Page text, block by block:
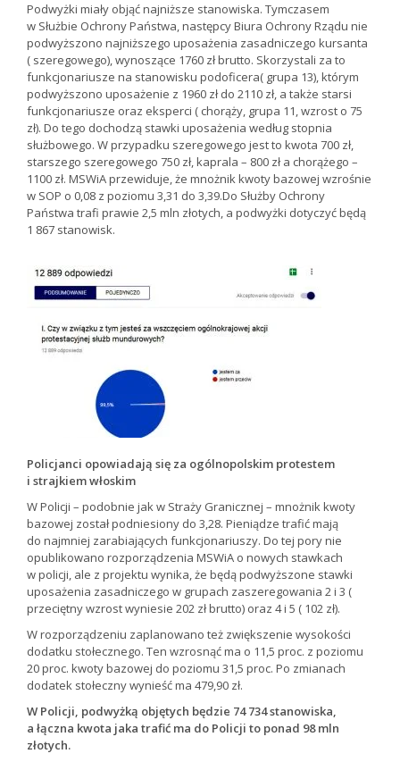
Podwyżki miały objąć najniższe stanowiska. Tymczasem
w Służbie Ochrony Państwa, następcy Biura Ochrony Rządu nie
podwyższono najniższego uposażenia zasadniczego kursanta
( szeregowego), wynoszące 1760 zł brutto. Skorzystali za to
funkcjonariusze na stanowisku podoficera( grupa 13), którym
podwyższono uposażenie z 1960 zł do 2110 zł, a także starsi
funkcjonariusze oraz eksperci ( chorąży, grupa 11, wzrost o 75
zł). Do tego dochodzą stawki uposażenia według stopnia
służbowego. W przypadku szeregowego jest to kwota 700 zł,
starszego szeregowego 750 zł, kaprala – 800 zł a chorążego –
1100 zł. MSWiA przewiduje, że mnożnik kwoty bazowej wzrośnie
w SOP o 0,08 z poziomu 3,31 do 3,39.Do Służby Ochrony
Państwa trafi prawie 2,5 mln złotych, a podwyżki dotyczyć będą
1 867 stanowisk.
Policjanci opowiadają się za ogólnopolskim protestem
i strajkiem włoskim
W Policji – podobnie jak w Straży Granicznej – mnożnik kwoty
bazowej został podniesiony do 3,28. Pieniądze trafić mają
do najmniej zarabiających funkcjonariuszy. Do tej pory nie
opublikowano rozporządzenia MSWiA o nowych stawkach
w policji, ale z projektu wynika, że będą podwyższone stawki
uposażenia zasadniczego w grupach zaszeregowania 2 i 3 (
przeciętny wzrost wyniesie 202 zł brutto) oraz 4 i 5 ( 102 zł).
W rozporządzeniu zaplanowano też zwiększenie wysokości
dodatku stołecznego. Ten wzrosnąć ma o 11,5 proc. z poziomu
20 proc. kwoty bazowej do poziomu 31,5 proc. Po zmianach
dodatek stołeczny wynieść ma 479,90 zł.
W Policji, podwyżką objętych będzie 74 734 stanowiska,
a łączna kwota jaka trafić ma do Policji to ponad 98 mln
złotych.